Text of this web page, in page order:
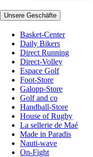
Unsere Geschäfte
Basket-Center
Daily Bikers
Direct Running
Direct-Volley
Espace Golf
Foot-Store
Galopp-Store
Golf and co
Handball-Store
House of Rugby
La sellerie de Maé
Made in Paradis
Nauti-wave
On-Fight